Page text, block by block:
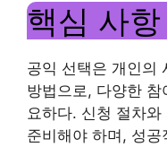
핵심 사항
공익 선택은 개인의
방법으로, 다양한
요하다. 신청 절차
준비해야 하며, 성